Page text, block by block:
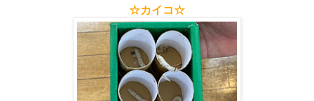
☆カイコ☆